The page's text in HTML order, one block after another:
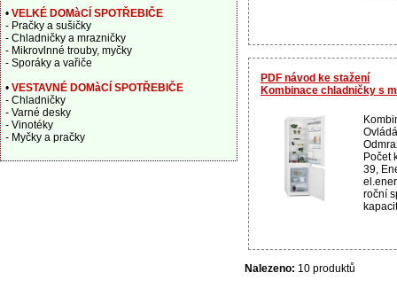
PDF návod ke stažení
Kombinace chladničky s
Počet
39,
roční
Nalezeno: 10 produktů
• VELKÉ DOMàCÍ SPOTŘEBIČE
- Pračky a sušičky
- Chladničky a mrazničky
- Mikrovlnné trouby, myčky
- Sporáky a vařiče
• VESTAVNÉ DOMàCÍ SPOTŘEBIČE
- Chladničky
- Varné desky
- Vinotéky
- Myčky a pračky